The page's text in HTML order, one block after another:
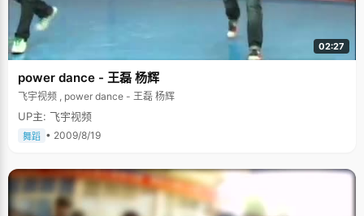
02:27
power dance - 王磊 杨辉
飞宇视频 , power dance - 王磊 杨辉
UP主: 飞宇视频
舞蹈 • 2009/8/19